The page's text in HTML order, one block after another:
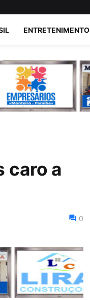
ENTRETENIMENTO
caro a
0